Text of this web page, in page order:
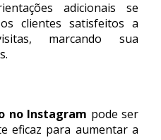
adicionais se
clientes satisfeitos a
marcando sua
no Instagram pode ser
eficaz para aumentar a